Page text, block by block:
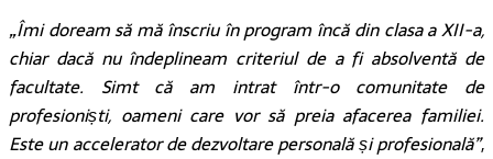
„Îmi doream să mă înscriu în program încă din clasa a XII-a,
chiar dacă nu îndeplineam criteriul de a fi absolventă de
facultate. Simt că am intrat într-o comunitate de
profesioniști, oameni care vor să preia afacerea familiei.
Este un accelerator de dezvoltare personală și profesională”,